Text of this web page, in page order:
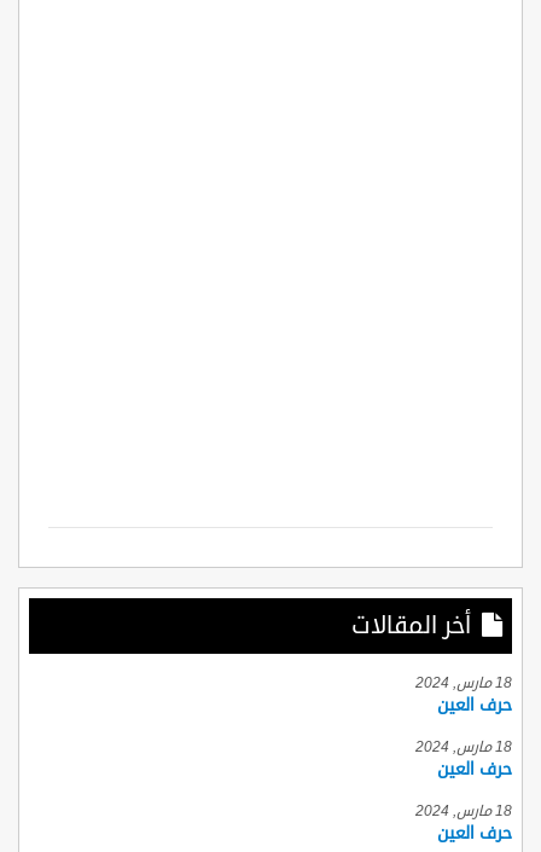
أخر المقالات
18 مارس, 2024
حرف العين
18 مارس, 2024
حرف العين
18 مارس, 2024
حرف العين